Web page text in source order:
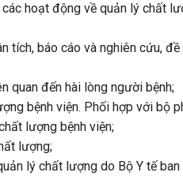
hoạt động về quản lý chất
tích, báo cáo và nghiên cứu,
quan đến hài lòng người bệnh;
bệnh viện. Phối hợp với bộ
lượng bệnh viện;
lượng;
lý chất lượng do Bộ Y tế ban